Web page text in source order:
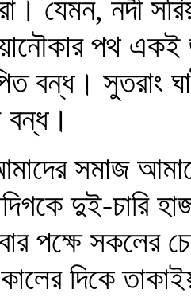
যেমন, নদী
পথ একই
বন্ধ।
বন্ধ।
সমাজ
দুই-চারি
পক্ষে সকলের
দিকে